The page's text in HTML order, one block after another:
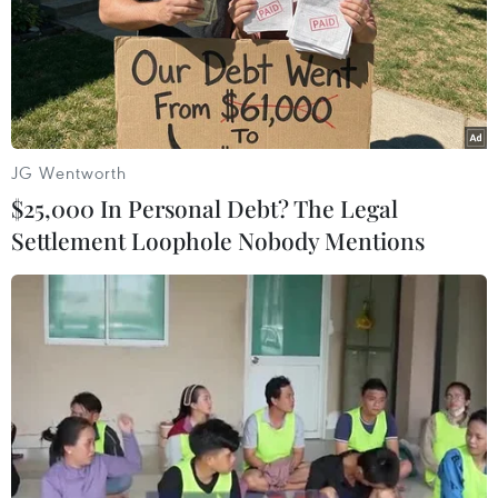
Ajax 3 0 1 2 -5
Lâm Anh (Vietnam+)
JG Wentworth
$25,000 In Personal Debt? The Legal
Settlement Loophole Nobody Mentions